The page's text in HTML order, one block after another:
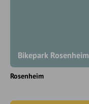
Bikepark Rosenheim
Rosenheim